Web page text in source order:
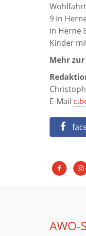
9 in
in Herne
Kinder
Mehr
E-Mail
AWO-